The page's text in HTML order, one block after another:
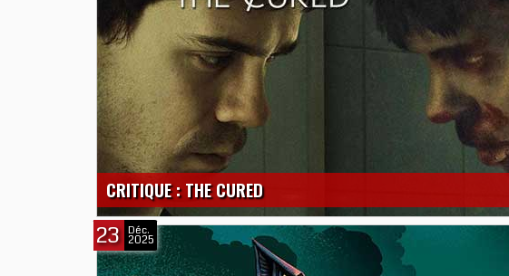
CRITIQUE : THE CURED
23 Déc.
2025